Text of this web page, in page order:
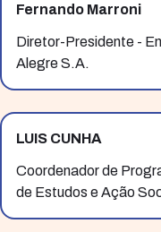
Fernando Marroni
Diretor-Presidente -
Alegre S.A.
LUIS CUNHA
Coordenador de
de Estudos e Ação